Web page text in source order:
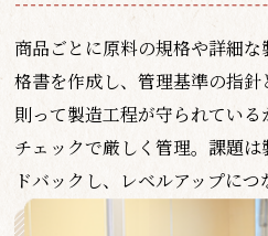
商品ごとに原料の規格や詳細
格書を作成し、管理基準の指
則って製造工程が守られてい
チェックで厳しく管理。課題
ドバックし、レベルアップにつ